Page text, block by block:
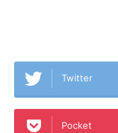
Twitter
Pocket